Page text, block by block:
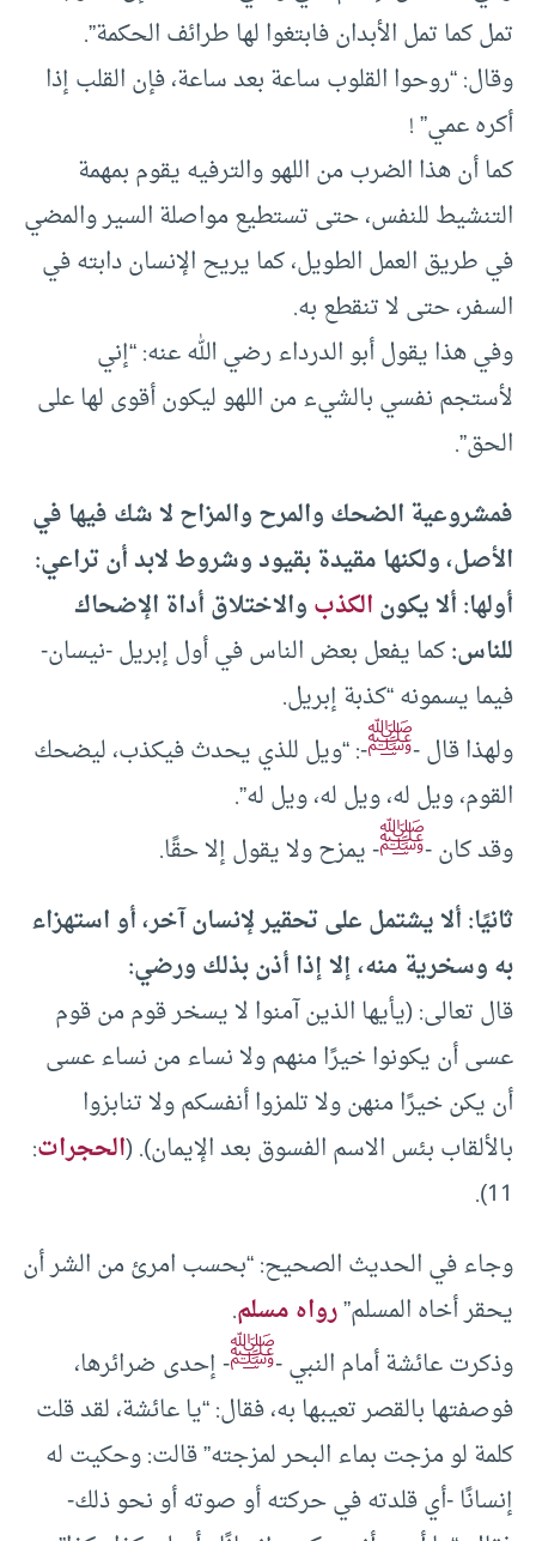
تمل كما تمل الأبدان فابتغوا لها طرائف الحكمة”.
وقال: “روحوا القلوب ساعة بعد ساعة، فإن القلب إذا
أكره عمي” !
كما أن هذا الضرب من اللهو والترفيه يقوم بمهمة
التنشيط للنفس، حتى تستطيع مواصلة السير والمضي
في طريق العمل الطويل، كما يريح الإنسان دابته في
السفر، حتى لا تنقطع به.
وفي هذا يقول أبو الدرداء رضي الله عنه: “إني
لأستجم نفسي بالشيء من اللهو ليكون أقوى لها على
الحق”.
فمشروعية الضحك والمرح والمزاح لا شك فيها في
الأصل، ولكنها مقيدة بقيود وشروط لابد أن تراعي:
أولها: ألا يكونالكذبوالاختلاق أداة الإضحاك
للناس:كما يفعل بعض الناس في أول إبريل -نيسان-
فيما يسمونه “كذبة إبريل.
ولهذا قال -ﷺ-: “ويل للذي يحدث فيكذب، ليضحك
القوم، ويل له، ويل له، ويل له”.
وقد كان -ﷺ- يمزح ولا يقول إلا حقًا.
ثانيًا: ألا يشتمل على تحقير لإنسان آخر، أو استهزاء
به وسخرية منه، إلا إذا أذن بذلك ورضي:
قال تعالى: (يأيها الذين آمنوا لا يسخر قوم من قوم
عسى أن يكونوا خيرًا منهم ولا نساء من نساء عسى
أن يكن خيرًا منهن ولا تلمزوا أنفسكم ولا تنابزوا
بالألقاب بئس الاسم الفسوق بعد الإيمان). (الحجرات:
11).
وجاء في الحديث الصحيح: “بحسب امرئ من الشر أن
يحقر أخاه المسلم”رواه مسلم.
وذكرت عائشة أمام النبي -ﷺ- إحدى ضرائرها،
فوصفتها بالقصر تعيبها به، فقال: “يا عائشة، لقد قلت
كلمة لو مزجت بماء البحر لمزجته” قالت: وحكيت له
إنسانًا -أي قلدته في حركته أو صوته أو نحو ذلك-